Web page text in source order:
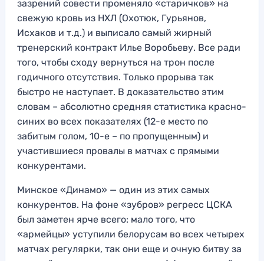
зазрений совести променяло «старичков» на
свежую кровь из НХЛ (Охотюк, Гурьянов,
Исхаков и т.д.) и выписало самый жирный
тренерский контракт Илье Воробьеву. Все ради
того, чтобы сходу вернуться на трон после
годичного отсутствия. Только прорыва так
быстро не наступает. В доказательство этим
словам – абсолютно средняя статистика красно-
синих во всех показателях (12-е место по
забитым голом, 10-е – по пропущенным) и
участившиеся провалы в матчах с прямыми
конкурентами.
Минское «Динамо» — один из этих самых
конкурентов. На фоне «зубров» регресс ЦСКА
был заметен ярче всего: мало того, что
«армейцы» уступили белорусам во всех четырех
матчах регулярки, так они еще и очную битву за